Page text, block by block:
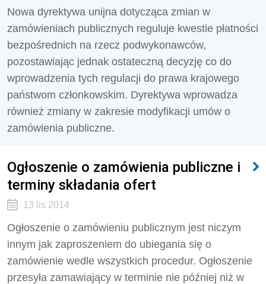
Nowa dyrektywa unijna dotycząca zmian w
zamówieniach publicznych reguluje kwestie płatności
bezpośrednich na rzecz podwykonawców,
pozostawiając jednak ostateczną decyzję co do
wprowadzenia tych regulacji do prawa krajowego
państwom członkowskim. Dyrektywa wprowadza
również zmiany w zakresie modyfikacji umów o
zamówienia publiczne.
Ogłoszenie o zamówienia publiczne i
terminy składania ofert
13 lis 2014
Ogłoszenie o zamówieniu publicznym jest niczym
innym jak zaproszeniem do ubiegania się o
zamówienie wedle wszystkich procedur. Ogłoszenie
przesyła zamawiający w terminie nie później niż w